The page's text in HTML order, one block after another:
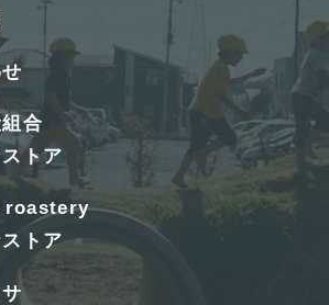
合
トア
roastery
トア